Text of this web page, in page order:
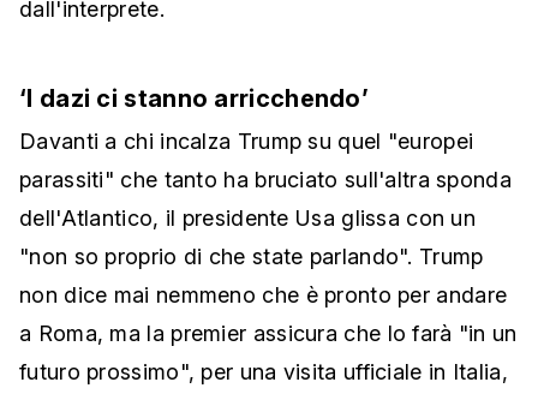
dall'interprete.
‘I dazi ci stanno arricchendo’
Davanti a chi incalza Trump su quel "europei
parassiti" che tanto ha bruciato sull'altra sponda
dell'Atlantico, il presidente Usa glissa con un
"non so proprio di che state parlando". Trump
non dice mai nemmeno che è pronto per andare
a Roma, ma la premier assicura che lo farà "in un
futuro prossimo", per una visita ufficiale in Italia,